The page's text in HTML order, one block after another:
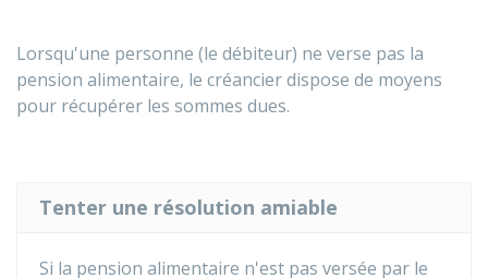
Lorsqu'une personne (le débiteur) ne verse pas la
pension alimentaire, le créancier dispose de moyens
pour récupérer les sommes dues.
Tenter une résolution amiable
Si la pension alimentaire n'est pas versée par le